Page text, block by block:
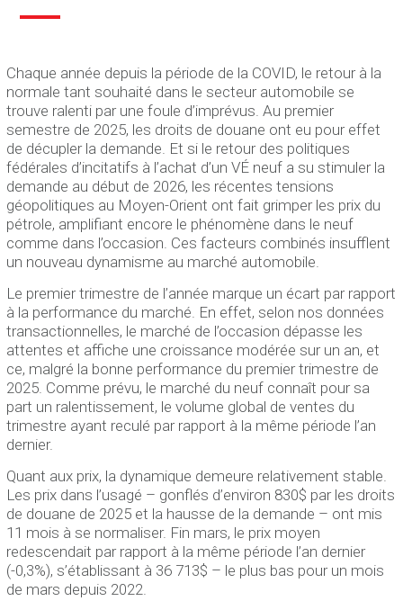
Chaque année depuis la période de la COVID, le retour à la
normale tant souhaité dans le secteur automobile se
trouve ralenti par une foule d’imprévus. Au premier
semestre de 2025, les droits de douane ont eu pour effet
de décupler la demande. Et si le retour des politiques
fédérales d’incitatifs à l’achat d’un VÉ neuf a su stimuler la
demande au début de 2026, les récentes tensions
géopolitiques au Moyen-Orient ont fait grimper les prix du
pétrole, amplifiant encore le phénomène dans le neuf
comme dans l’occasion. Ces facteurs combinés insufflent
un nouveau dynamisme au marché automobile.
Le premier trimestre de l’année marque un écart par rapport
à la performance du marché. En effet, selon nos données
transactionnelles, le marché de l’occasion dépasse les
attentes et affiche une croissance modérée sur un an, et
ce, malgré la bonne performance du premier trimestre de
2025. Comme prévu, le marché du neuf connaît pour sa
part un ralentissement, le volume global de ventes du
trimestre ayant reculé par rapport à la même période l’an
dernier.
Quant aux prix, la dynamique demeure relativement stable.
Les prix dans l’usagé – gonflés d’environ 830$ par les droits
de douane de 2025 et la hausse de la demande – ont mis
11 mois à se normaliser. Fin mars, le prix moyen
redescendait par rapport à la même période l’an dernier
(-0,3%), s’établissant à 36 713$ – le plus bas pour un mois
de mars depuis 2022.